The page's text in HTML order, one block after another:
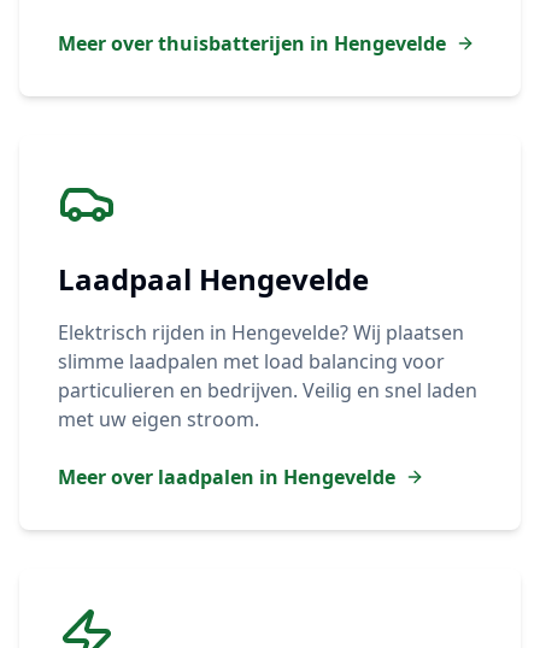
Meer over thuisbatterijen in Hengevelde
Laadpaal Hengevelde
Elektrisch rijden in Hengevelde? Wij plaatsen
slimme laadpalen met load balancing voor
particulieren en bedrijven. Veilig en snel laden
met uw eigen stroom.
Meer over laadpalen in Hengevelde